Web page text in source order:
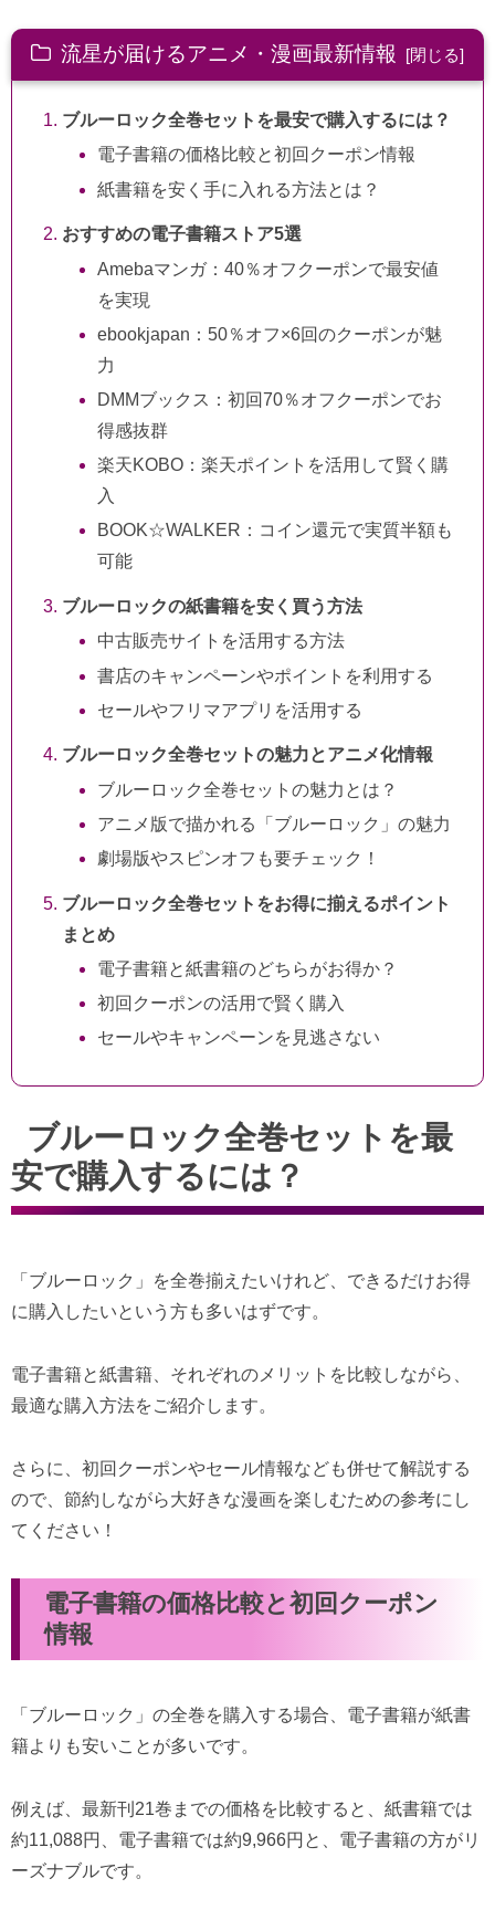
流星が届けるアニメ・漫画最新情報
ブルーロック全巻セットを最安で購入するには？
電子書籍の価格比較と初回クーポン情報
紙書籍を安く手に入れる方法とは？
おすすめの電子書籍ストア5選
Amebaマンガ：40％オフクーポンで最安値
を実現
ebookjapan：50％オフ×6回のクーポンが魅
力
DMMブックス：初回70％オフクーポンでお
得感抜群
楽天KOBO：楽天ポイントを活用して賢く購
入
BOOK☆WALKER：コイン還元で実質半額も
可能
ブルーロックの紙書籍を安く買う方法
中古販売サイトを活用する方法
書店のキャンペーンやポイントを利用する
セールやフリマアプリを活用する
ブルーロック全巻セットの魅力とアニメ化情報
ブルーロック全巻セットの魅力とは？
アニメ版で描かれる「ブルーロック」の魅力
劇場版やスピンオフも要チェック！
ブルーロック全巻セットをお得に揃えるポイント
まとめ
電子書籍と紙書籍のどちらがお得か？
初回クーポンの活用で賢く購入
セールやキャンペーンを見逃さない
ブルーロック全巻セットを最
安で購入するには？
「ブルーロック」を全巻揃えたいけれど、できるだけお得
に購入したいという方も多いはずです。
電子書籍と紙書籍、それぞれのメリットを比較しながら、
最適な購入方法をご紹介します。
さらに、初回クーポンやセール情報なども併せて解説する
ので、節約しながら大好きな漫画を楽しむための参考にし
てください！
電子書籍の価格比較と初回クーポン
情報
「ブルーロック」の全巻を購入する場合、電子書籍が紙書
籍よりも安いことが多いです。
例えば、最新刊21巻までの価格を比較すると、紙書籍では
約11,088円、電子書籍では約9,966円と、電子書籍の方がリ
ーズナブルです。